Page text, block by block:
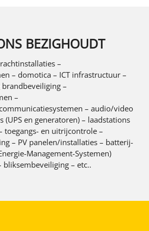
BEZIGHOUDT
–
– domotica – ICT infrastructuur –
–
–
– audio/video
(UPS en generatoren) – laadstations
toegangs- en uitrijcontrole –
– PV panelen/installaties – batterij-
Management-Systemen)
– etc..